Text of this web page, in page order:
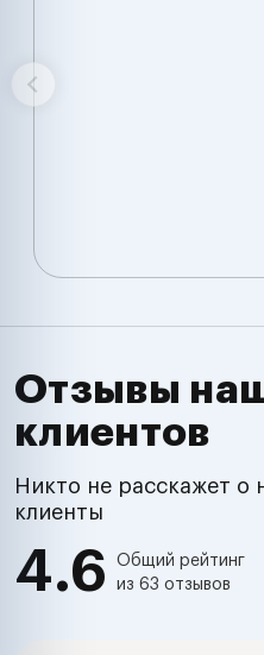
Отзывы
клиентов
Никто не расскажет о
клиенты
4.6
Общий рейтинг
из 63 отзывов